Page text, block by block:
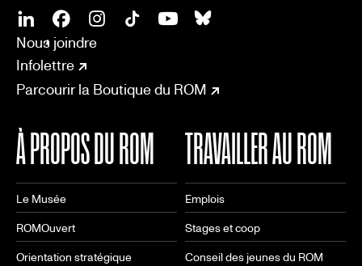
SOCIAL
LinkedinFacebook
CONNECT
Nous joindre
Infolettre
Parcourir la Boutique du ROM
À PROPOS DU ROM
Le Musée
ROMOuvert
Orientation stratégique
TRAVAILLER AU ROM
Emplois
Stages et coop
Conseil des jeunes du ROM